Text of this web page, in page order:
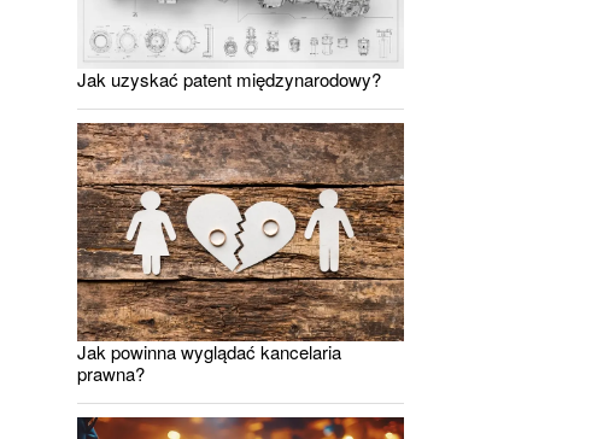
Jak uzyskać patent międzynarodowy?
Jak powinna wyglądać kancelaria
prawna?